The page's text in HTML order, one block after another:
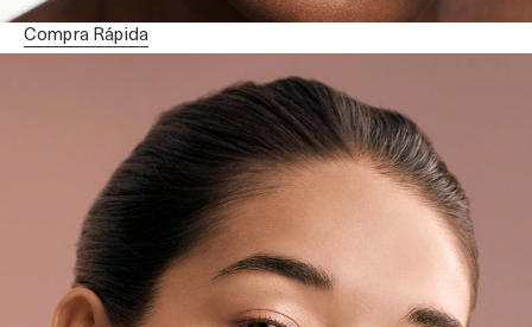
ou 10x de R$59,00
Compra Rápida